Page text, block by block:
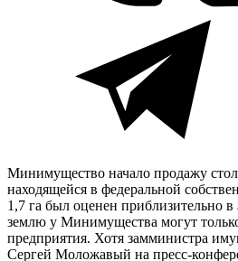
Минимущество начало продажу
находящейся в федеральной
1,7 га был оценен приблизительно
землю у Минимущества могут
предприятия. Хотя замминистра
Сергей Моложавый на пресс-